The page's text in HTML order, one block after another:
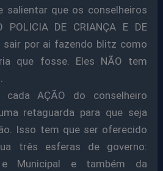
salientar que os conselheiros
DE CRIANÇA E DE
sair por ai fazendo blitz como
que fosse. Eles NÃO tem
cada AÇÃO do conselheiro
retaguarda para que seja
Isso tem que ser oferecido
três esferas de governo:
e Municipal e também da